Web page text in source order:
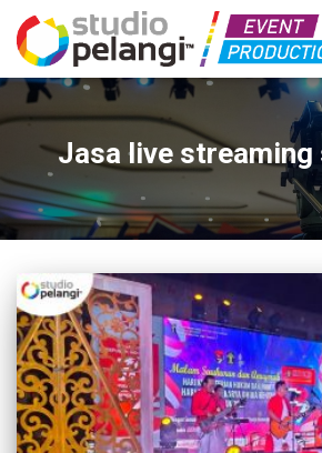
Jasa live streaming